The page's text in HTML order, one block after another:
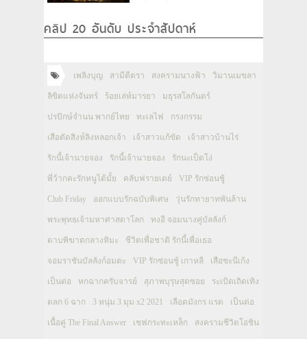
คลิป 20 อันดับ ประจำสัปดาห์
เพลิงบุญ สามีตีตรา สงครามนางฟ้า วิมานเมขลา
ลิขิตแห่งจันทร์ ร้อยเล่ห์มารยา มธุรสโลกันตร์
ปรปักษ์จำนน พากย์ไทย ทะเลไฟ กรงกรรม
เสือตัดสิงห์ลิงหลอกเจ้า เจ้าสาวแก้ขัด เจ้าสาวบ้านไร่
รักนี้เจ้านายจอง รักนี้เจ้านายจอง รักนะเป็ดโง่
พี่ว้ากคะรักหนูได้มั้ย คลับฟรายเดย์ VIP รักซ่อนชู้
Club Friday ออกแบบรักฉบับพิเศษ วุ่นรักทายาทพันล้าน
พระพุทธเจ้ามหาศาสดาโลก ทงอี จอมนางคู่บัลลังก์
ดาบพิฆาตกลางหิมะ ชีวิตเพื่อชาติ รักนี้เพื่อเธอ
จอมราชันบัลลังก์อมตะ VIP รักซ่อนชู้ เกาหลี เสือชะนีเก้ง
เป็นต่อ หกฉากครับจารย์ สุภาพบุรุษสุดซอย ระเบิดเถิดเทิง
ตลก 6 ฉาก 3 หนุ่ม 3 มุม x2 2021 เลือดมังกร แรด เป็นต่อ
เนื้อคู่ The Final Answer เชฟกระทะเหล็ก สงครามชีวิตโอชิน